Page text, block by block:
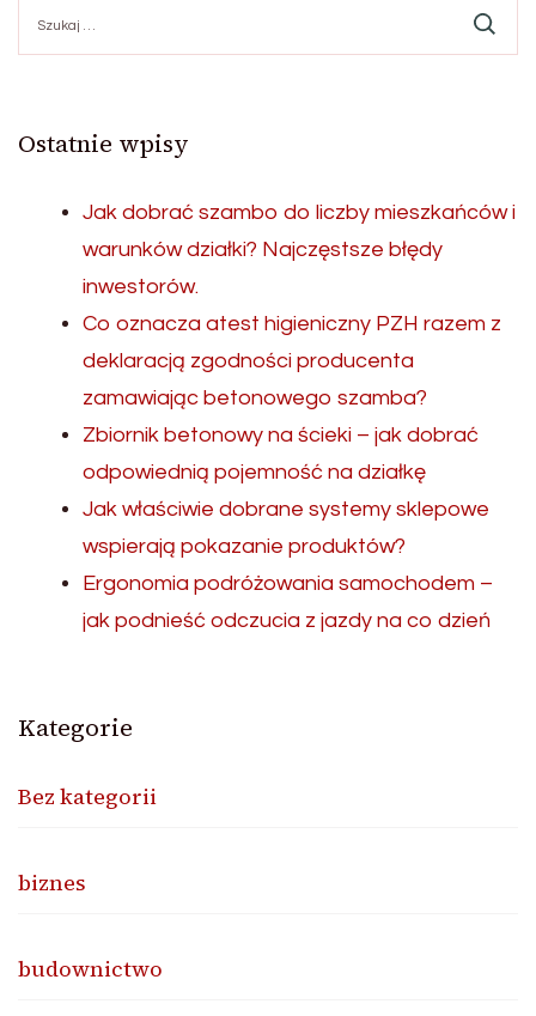
Ostatnie wpisy
Jak dobrać szambo do liczby mieszkańców i
warunków działki? Najczęstsze błędy
inwestorów.
Co oznacza atest higieniczny PZH razem z
deklaracją zgodności producenta
zamawiając betonowego szamba?
Zbiornik betonowy na ścieki – jak dobrać
odpowiednią pojemność na działkę
Jak właściwie dobrane systemy sklepowe
wspierają pokazanie produktów?
Ergonomia podróżowania samochodem –
jak podnieść odczucia z jazdy na co dzień
Kategorie
Bez kategorii
biznes
budownictwo